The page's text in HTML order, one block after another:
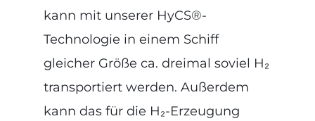
kann mit unserer HyCS®-
Technologie in einem Schiff
gleicher Größe ca. dreimal soviel H₂
transportiert werden. Außerdem
kann das für die H₂-Erzeugung